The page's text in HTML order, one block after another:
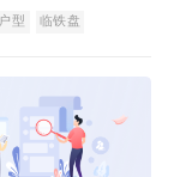
型 临铁盘